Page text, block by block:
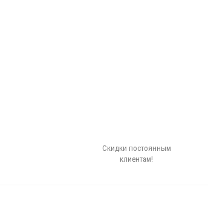
Скидки постоянным
клиентам!